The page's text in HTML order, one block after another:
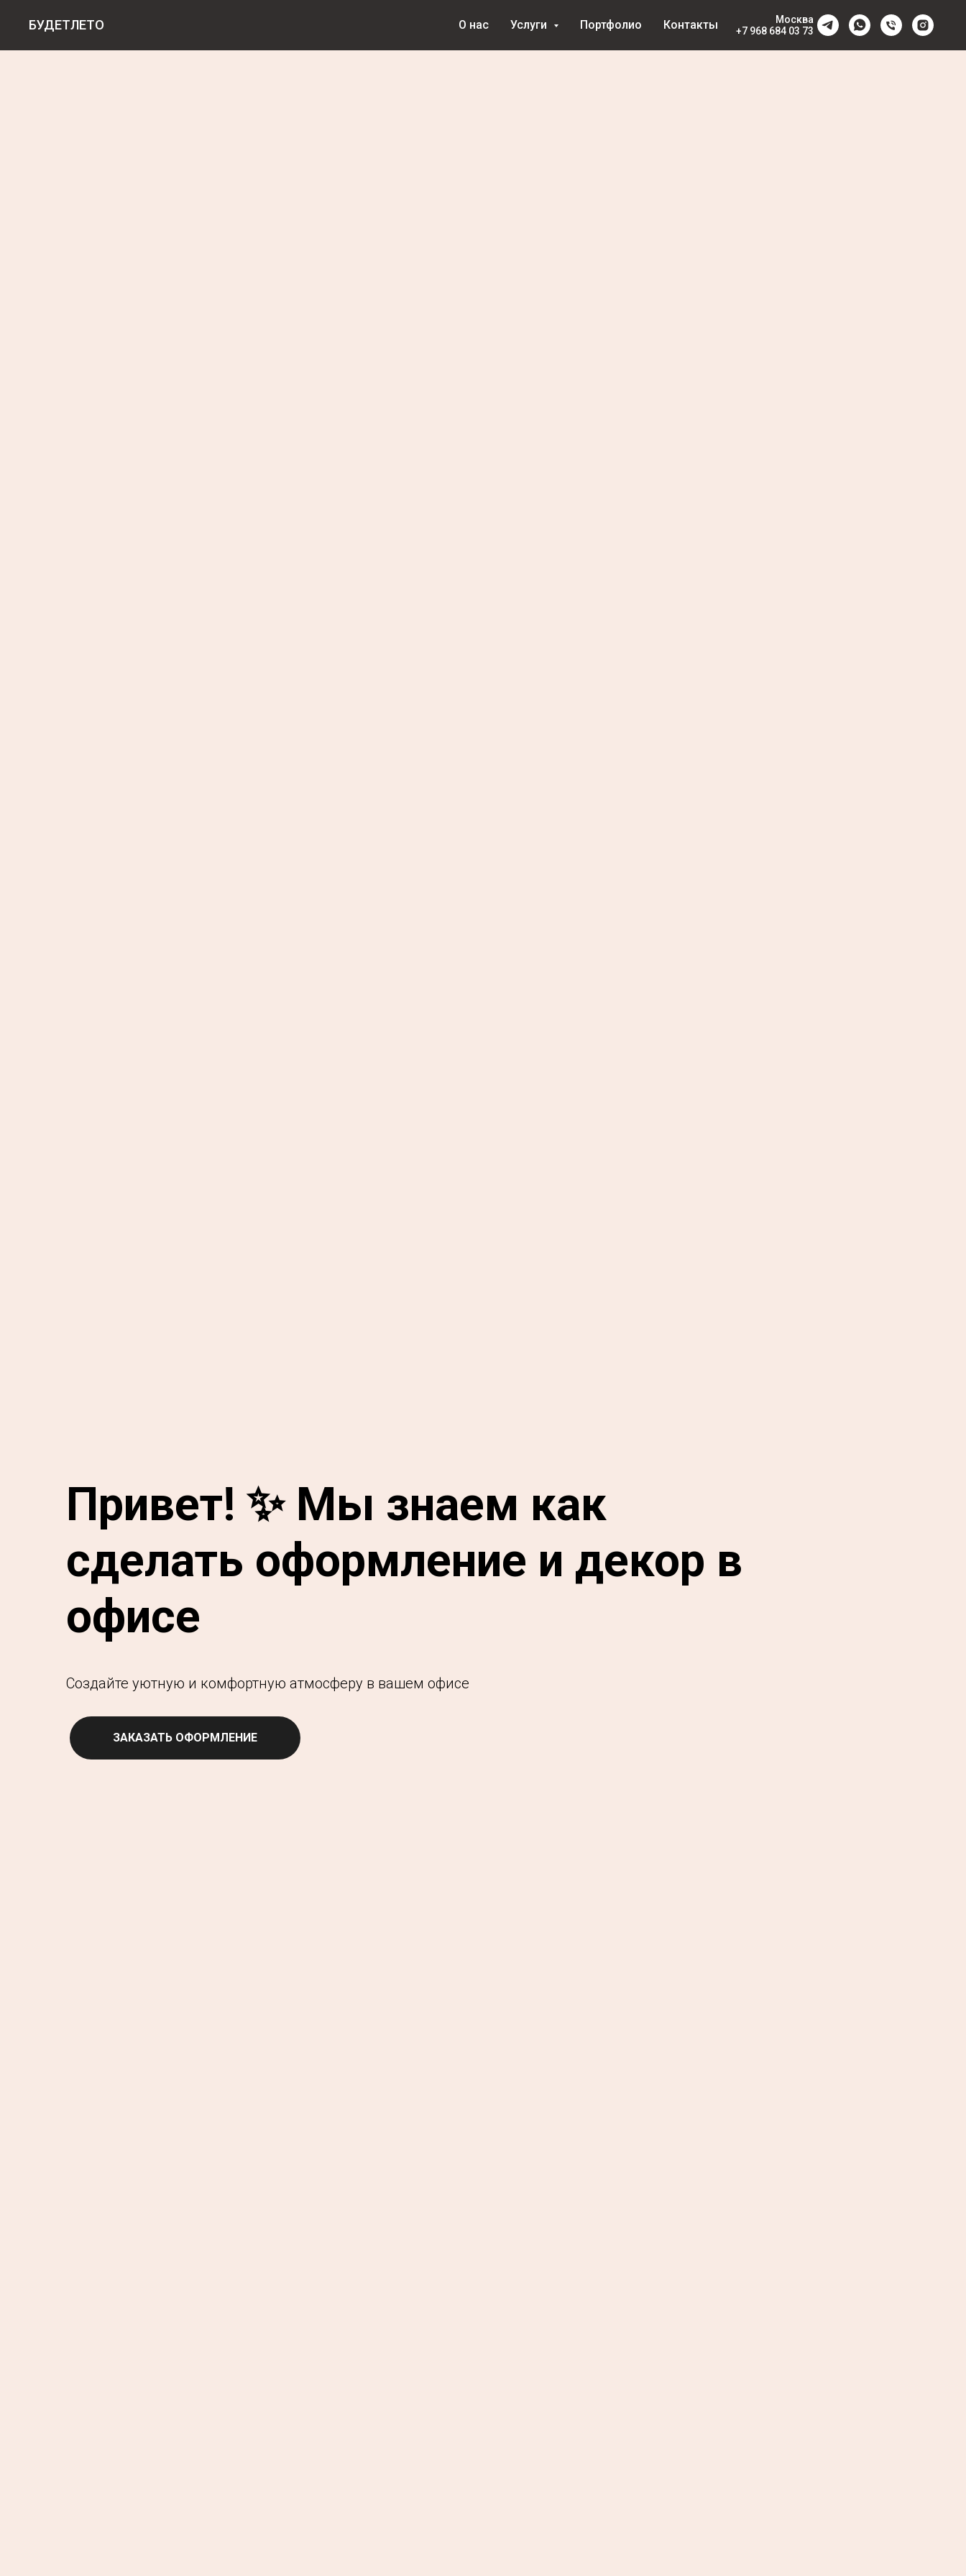
БУДЕТЛЕТО О нас Услуги Портфолио Контакты
Москва
+7 968 684 03 73
Привет! ✨ Мы знаем как
сделать оформление и декор в
офисе
Создайте уютную и комфортную атмосферу в вашем офисе
ЗАКАЗАТЬ ОФОРМЛЕНИЕ